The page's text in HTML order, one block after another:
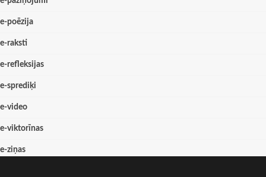
e-poēzija
e-raksti
e-refleksijas
e-sprediķi
e-video
e-viktorīnas
e-ziņas